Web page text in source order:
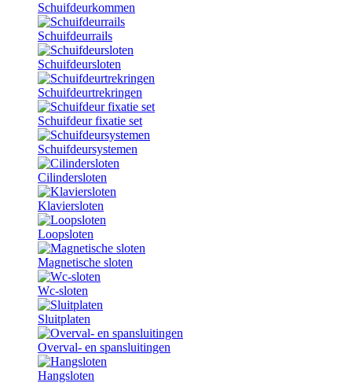
Schuifdeurkommen
Schuifdeurrails
Schuifdeursloten
Schuifdeurtrekringen
Schuifdeur fixatie set
Schuifdeursystemen
Cilindersloten
Klaviersloten
Loopsloten
Magnetische sloten
Wc-sloten
Sluitplaten
Overval- en spansluitingen
Hangsloten